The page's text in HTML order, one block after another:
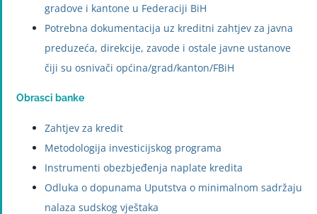
gradove i kantone u Federaciji BiH
Potrebna dokumentacija uz kreditni zahtjev za javna
preduzeća, direkcije, zavode i ostale javne ustanove
čiji su osnivači općina/grad/kanton/FBiH
Obrasci banke
Zahtjev za kredit
Metodologija investicijskog programa
Instrumenti obezbjeđenja naplate kredita
Odluka o dopunama Uputstva o minimalnom sadržaju
nalaza sudskog vještaka